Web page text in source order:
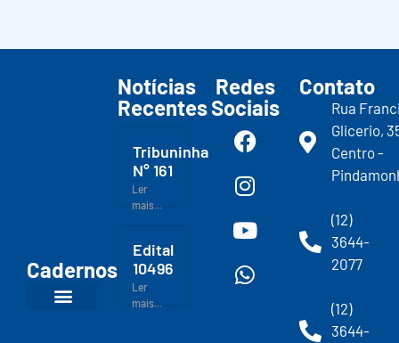
Cadernos
Notícias
Recentes
Tribuninha
N° 161
Ler
mais...
Edital
10496
Ler
mais...
Redes
Sociais
Contato
Rua
Glicerio,
Centro -
(12)
3644-
2077
(12)
3644-